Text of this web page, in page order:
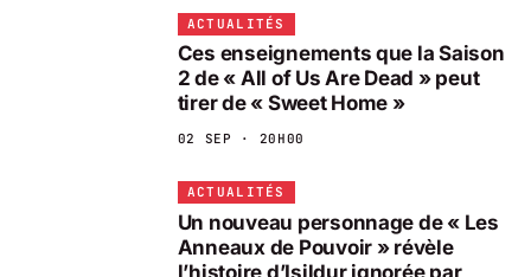
ACTUALITÉS
Ces enseignements que la Saison
2 de « All of Us Are Dead » peut
tirer de « Sweet Home »
02 SEP · 20H00
ACTUALITÉS
Un nouveau personnage de « Les
Anneaux de Pouvoir » révèle
l’histoire d’Isildur ignorée par